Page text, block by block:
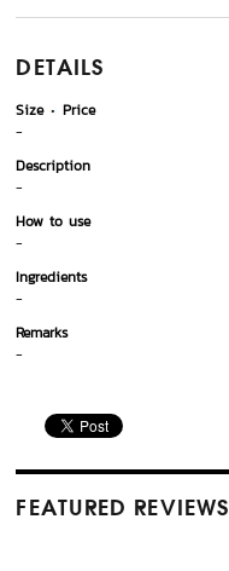
DETAILS
Size
Price
-
Description
-
How to use
-
Ingredients
-
Remarks
-
FEATURED REVIEWS